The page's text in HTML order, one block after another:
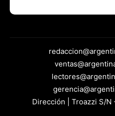
Dirección | Troazzi S/N